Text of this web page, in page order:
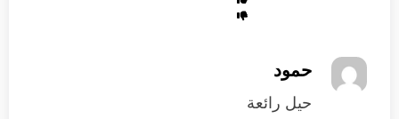
حمود
حيل رائعة